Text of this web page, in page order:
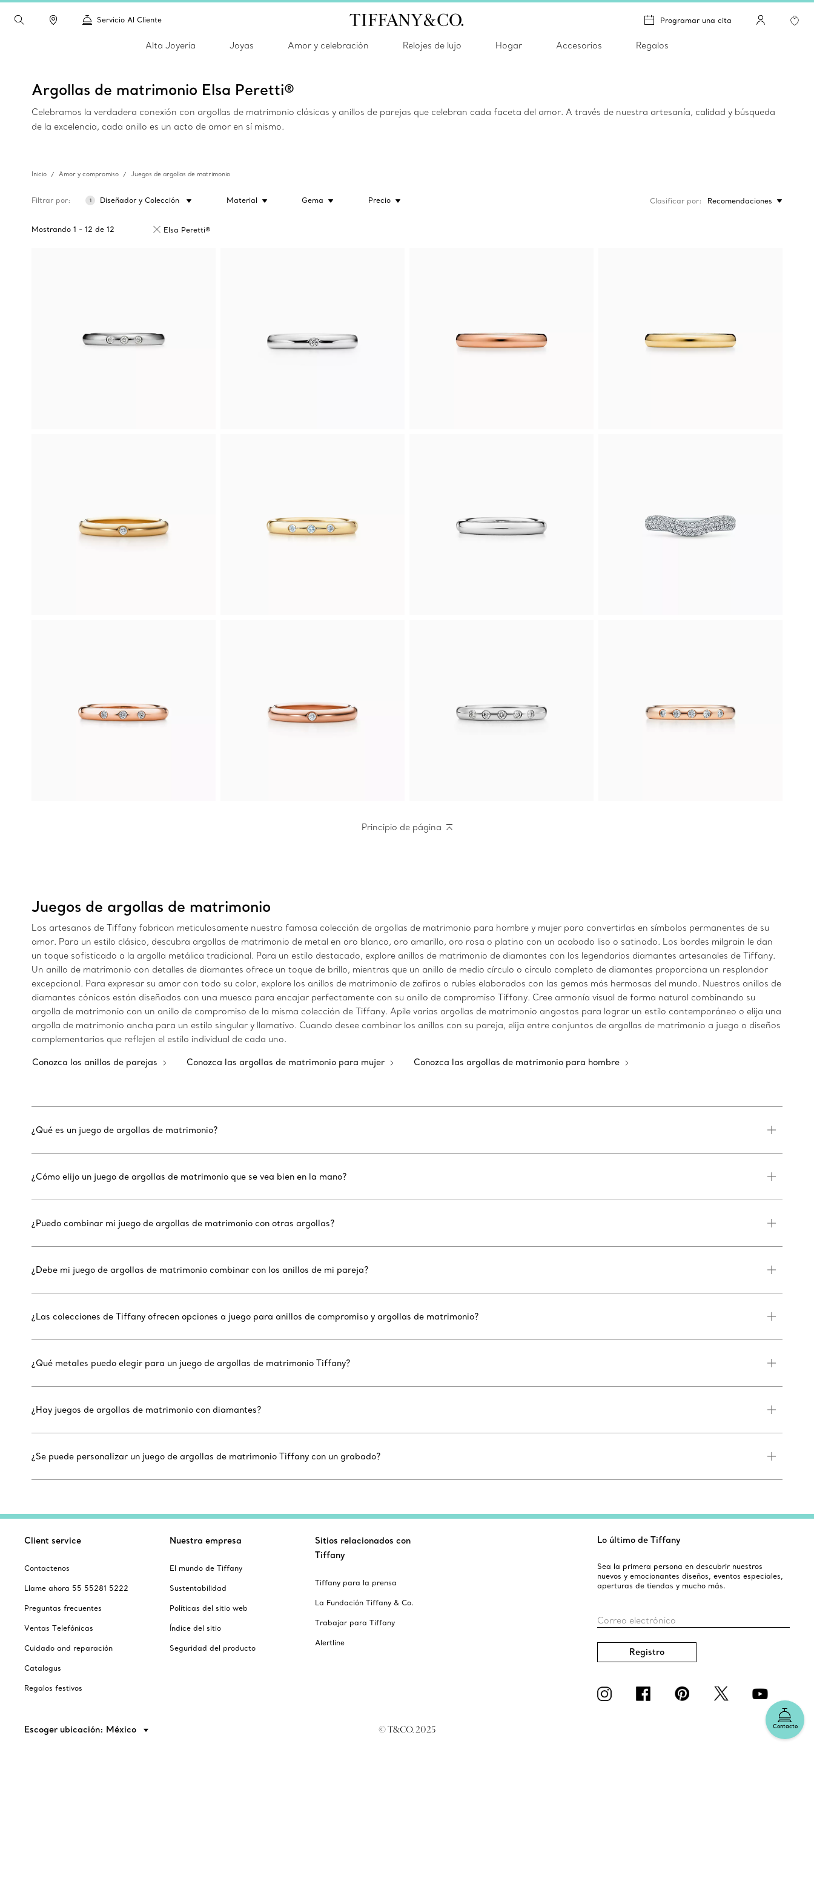
Servicio Al Cliente Programar una cita
Alta Joyería Joyas Amor y celebración Relojes de lujo Hogar Accesorios Regalos
Argollas de matrimonio Elsa Peretti®
Celebramos la verdadera conexión con argollas de matrimonio clásicas y anillos de parejas que celebran cada faceta del amor. A través de nuestra artesanía, calidad y búsqueda
de la excelencia, cada anillo es un acto de amor en sí mismo.
Inicio Amor y compromiso Juegos de argollas de matrimonio
Filtrar por 1 Diseñador y Colección Material Gema Precio
Mostrando 1 - 12 de 12 Elsa Peretti®
Clasificar por Recomendaciones
Principio de página
Juegos de argollas de matrimonio
Los artesanos de Tiffany fabrican meticulosamente nuestra famosa colección de argollas de matrimonio para hombre y mujer para convertirlas en símbolos permanentes de su
amor. Para un estilo clásico, descubra argollas de matrimonio de metal en oro blanco, oro amarillo, oro rosa o platino con un acabado liso o satinado. Los bordes milgrain le dan
un toque sofisticado a la argolla metálica tradicional. Para un estilo destacado, explore anillos de matrimonio de diamantes con los legendarios diamantes artesanales de Tiffany.
Un anillo de matrimonio con detalles de diamantes ofrece un toque de brillo, mientras que un anillo de medio círculo o círculo completo de diamantes proporciona un resplandor
excepcional. Para expresar su amor con todo su color, explore los anillos de matrimonio de zafiros o rubíes elaborados con las gemas más hermosas del mundo. Nuestros anillos de
diamantes cónicos están diseñados con una muesca para encajar perfectamente con su anillo de compromiso Tiffany. Cree armonía visual de forma natural combinando su
argolla de matrimonio con un anillo de compromiso de la misma colección de Tiffany. Apile varias argollas de matrimonio angostas para lograr un estilo contemporáneo o elija una
argolla de matrimonio ancha para un estilo singular y llamativo. Cuando desee combinar los anillos con su pareja, elija entre conjuntos de argollas de matrimonio a juego o diseños
complementarios que reflejen el estilo individual de cada uno.
Conozca los anillos de parejas Conozca las argollas de matrimonio para mujer Conozca las argollas de matrimonio para hombre
¿Qué es un juego de argollas de matrimonio?
¿Cómo elijo un juego de argollas de matrimonio que se vea bien en la mano?
¿Puedo combinar mi juego de argollas de matrimonio con otras argollas?
¿Debe mi juego de argollas de matrimonio combinar con los anillos de mi pareja?
¿Las colecciones de Tiffany ofrecen opciones a juego para anillos de compromiso y argollas de matrimonio?
¿Qué metales puedo elegir para un juego de argollas de matrimonio Tiffany?
¿Hay juegos de argollas de matrimonio con diamantes?
¿Se puede personalizar un juego de argollas de matrimonio Tiffany con un grabado?
Contacto
Client service
Contactenos
Llame ahora 55 55281 5222
Preguntas frecuentes
Ventas Telefónicas
Cuidado and reparación
Catalogus
Regalos festivos
Nuestra empresa
El mundo de Tiffany
Sustentabilidad
Políticas del sitio web
Índice del sitio
Seguridad del producto
Sitios relacionados con
Tiffany
Tiffany para la prensa
La Fundación Tiffany & Co.
Trabajar para Tiffany
Alertline
Lo último de Tiffany
Sea la primera persona en descubrir nuestros
nuevos y emocionantes diseños, eventos especiales,
aperturas de tiendas y mucho más.
Correo electrónico
Registro
Escoger ubicación: México © T&CO. 2025